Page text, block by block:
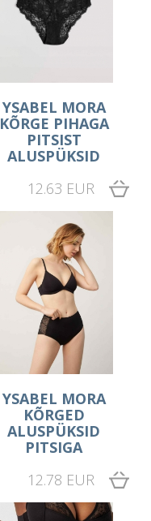
YSABEL MORA
KÕRGE PIHAGA
PITSIST
ALUSPÜKSID
12.63 EUR
YSABEL MORA
KÕRGED
ALUSPÜKSID
PITSIGA
12.78 EUR